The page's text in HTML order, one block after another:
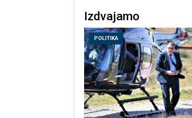
Izdvajamo
POLITIKA